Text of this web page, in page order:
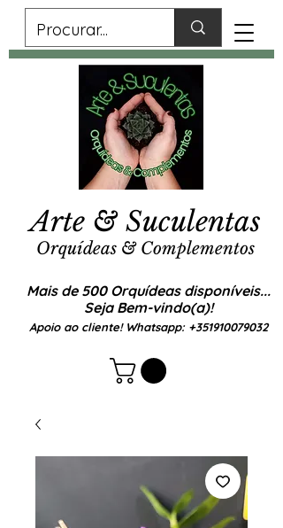
Mais de 500 Orquídeas disponíveis...
Seja Bem-vindo(a)!
Apoio ao cliente! Whatsapp: +351910079032
Arte & Suculentas
Orquídeas & Complementos